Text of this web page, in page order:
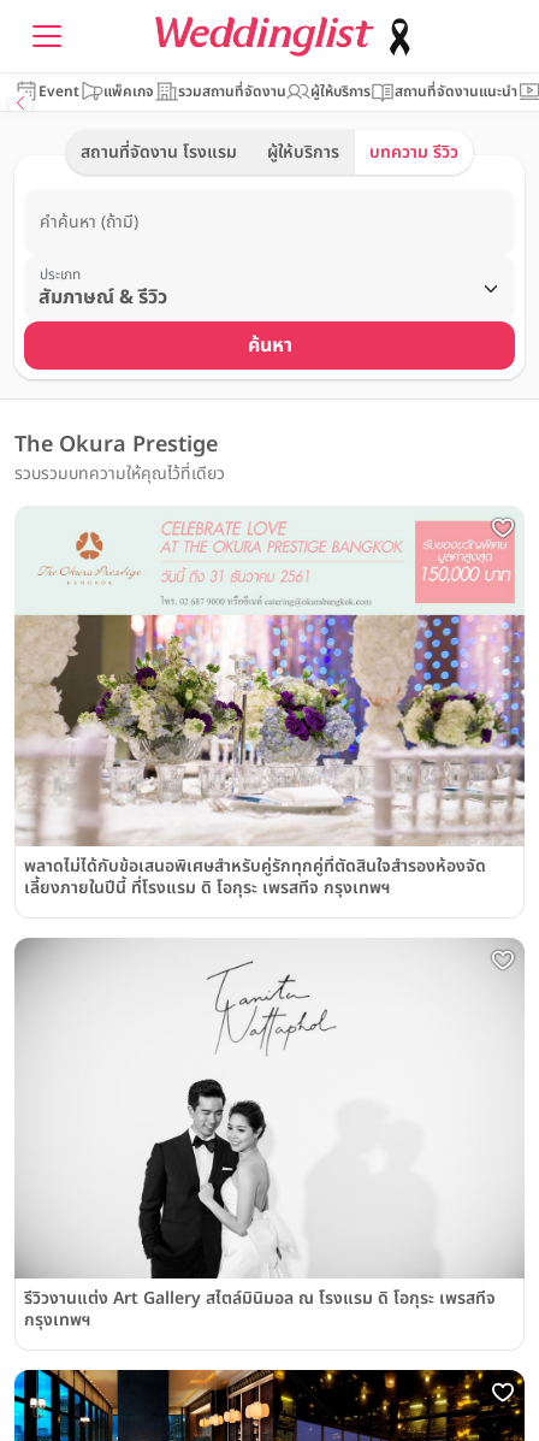
Event แพ็คเกจ รวมสถานที่จัดงาน ผู้ให้บริการ สถานที่จัดงานแนะนำ
สถานที่จัดงาน โรงแรม ผู้ให้บริการ บทความ รีวิว
คำค้นหา (ถ้ามี)
ประเภท
ค้นหา
The Okura Prestige
รวบรวมบทความให้คุณไว้ที่เดียว
พลาดไม่ได้กับข้อเสนอพิเศษสำหรับคู่รักทุกคู่ที่ตัดสินใจสำรองห้องจัด
เลี้ยงภายในปีนี้ ที่โรงแรม ดิ โอกุระ เพรสทีจ กรุงเทพฯ
รีวิวงานแต่ง Art Gallery สไตล์มินิมอล ณ โรงแรม ดิ โอกุระ เพรสทีจ
กรุงเทพฯ